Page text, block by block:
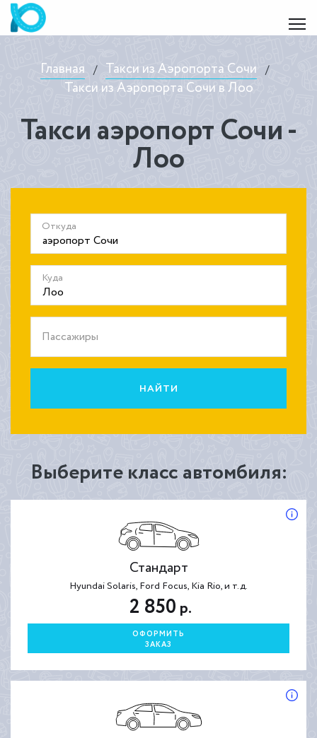
Главная / Такси из Аэропорта Сочи /
Такси из Аэропорта Сочи в Лоо
Такси аэропорт Сочи -
Лоо
Откуда
Куда
Пассажиры
НАЙТИ
Выберите класс автомбиля:
Стандарт
Hyundai Solaris, Ford Focus, Kia Rio, и т.д.
2 850 р.
ОФОРМИТЬ
ЗАКАЗ